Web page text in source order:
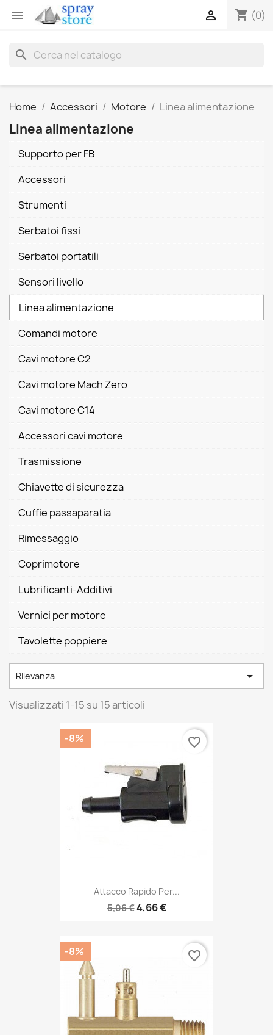
 shopping_cart (0)

search
Home Accessori Motore Linea alimentazione
Linea alimentazione
Supporto per FB
Accessori
Strumenti
Serbatoi fissi
Serbatoi portatili
Sensori livello
Linea alimentazione
Comandi motore
Cavi motore C2
Cavi motore Mach Zero
Cavi motore C14
Accessori cavi motore
Trasmissione
Chiavette di sicurezza
Cuffie passaparatia
Rimessaggio
Coprimotore
Lubrificanti-Additivi
Vernici per motore
Tavolette poppiere
Rilevanza 
Visualizzati 1-15 su 15 articoli
Attacco Rapido Per...
5,06 €4,66 €
-8% favorite_border
-8% favorite_border